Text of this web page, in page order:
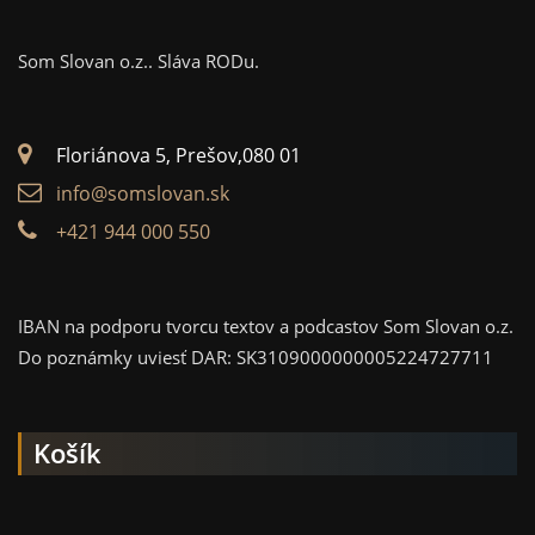
Som Slovan o.z.. Sláva RODu.
Floriánova 5, Prešov,080 01
info@somslovan.sk
+421 944 000 550
IBAN na podporu tvorcu textov a podcastov Som Slovan o.z.
Do poznámky uviesť DAR: SK3109000000005224727711
Košík